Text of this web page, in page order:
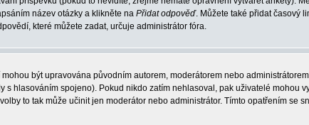
název otázky a klikněte na Přidat odpověď. Můžete také přidat časový
které můžete zadat, určuje administrátor fóra.
být upravována původním autorem, moderátorem nebo
s hlasováním spojeno). Pokud nikdo zatím nehlasoval, pak uživatelé mohou
to tak může učinit jen moderátor nebo administrátor. Tímto opatřením se